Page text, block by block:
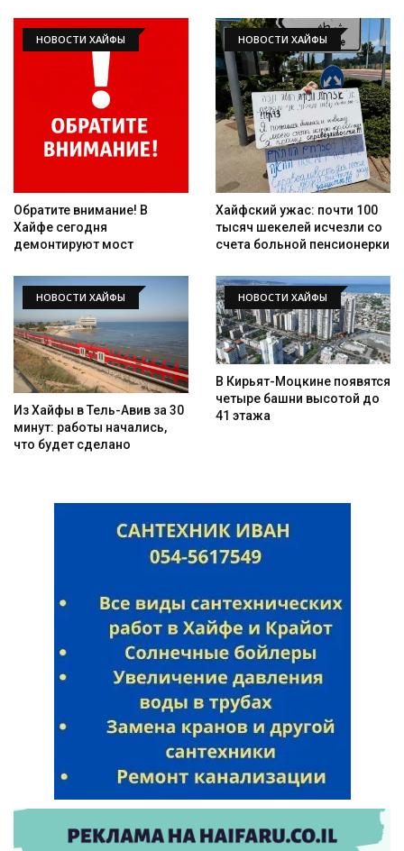
НОВОСТИ ХАЙФЫ
Обратите внимание! В
Хайфе сегодня
демонтируют мост
НОВОСТИ ХАЙФЫ
Хайфский ужас: почти 100
тысяч шекелей исчезли со
счета больной пенсионерки
НОВОСТИ ХАЙФЫ
Из Хайфы в Тель-Авив за 30
минут: работы начались,
что будет сделано
НОВОСТИ ХАЙФЫ
В Кирьят-Моцкине появятся
четыре башни высотой до
41 этажа